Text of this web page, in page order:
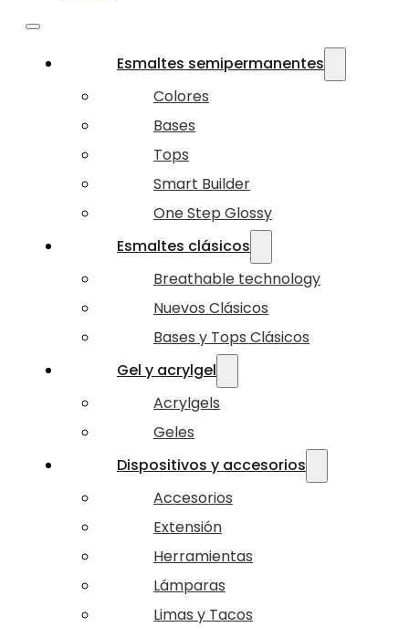
Esmaltes semipermanentes
Colores
Bases
Tops
Smart Builder
One Step Glossy
Esmaltes clásicos
Breathable technology
Nuevos Clásicos
Bases y Tops Clásicos
Gel y acrylgel
Acrylgels
Geles
Dispositivos y accesorios
Accesorios
Extensión
Herramientas
Lámparas
Limas y Tacos